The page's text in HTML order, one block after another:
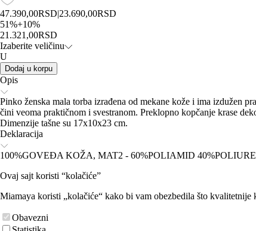
47.390,00RSD|23.690,00RSD
51%+10%
21.321,00RSD
Izaberite veličinu
U
Dodaj u korpu
Opis
Pinko ženska mala torba izrađena od mekane kože i ima izdužen
čini veoma praktičnom i svestranom. Preklopno kopčanje krase
Dimenzije tašne su 17x10x23 cm.
Deklaracija
100%GOVEĐA KOŽA, MAT2 - 60%POLIAMID
Ovaj sajt koristi “kolačiće”
Miamaya koristi „kolačiće“ kako bi vam obezbedila što
Obavezni